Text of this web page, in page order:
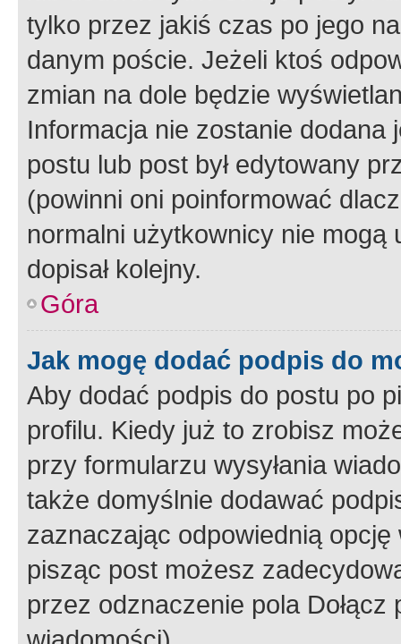
tylko przez jakiś czas po jego
danym poście. Jeżeli ktoś
zmian na dole będzie
Informacja nie zostanie dodana
postu lub post był edytowany
(powinni oni poinformować
normalni użytkownicy nie
dopisał kolejny.
Góra
Jak mogę dodać podpis do
Aby dodać podpis do postu po
profilu. Kiedy już to zrobisz
przy formularzu wysyłania
także domyślnie dodawać
zaznaczając odpowiednią
pisząc post możesz
przez odznaczenie pola